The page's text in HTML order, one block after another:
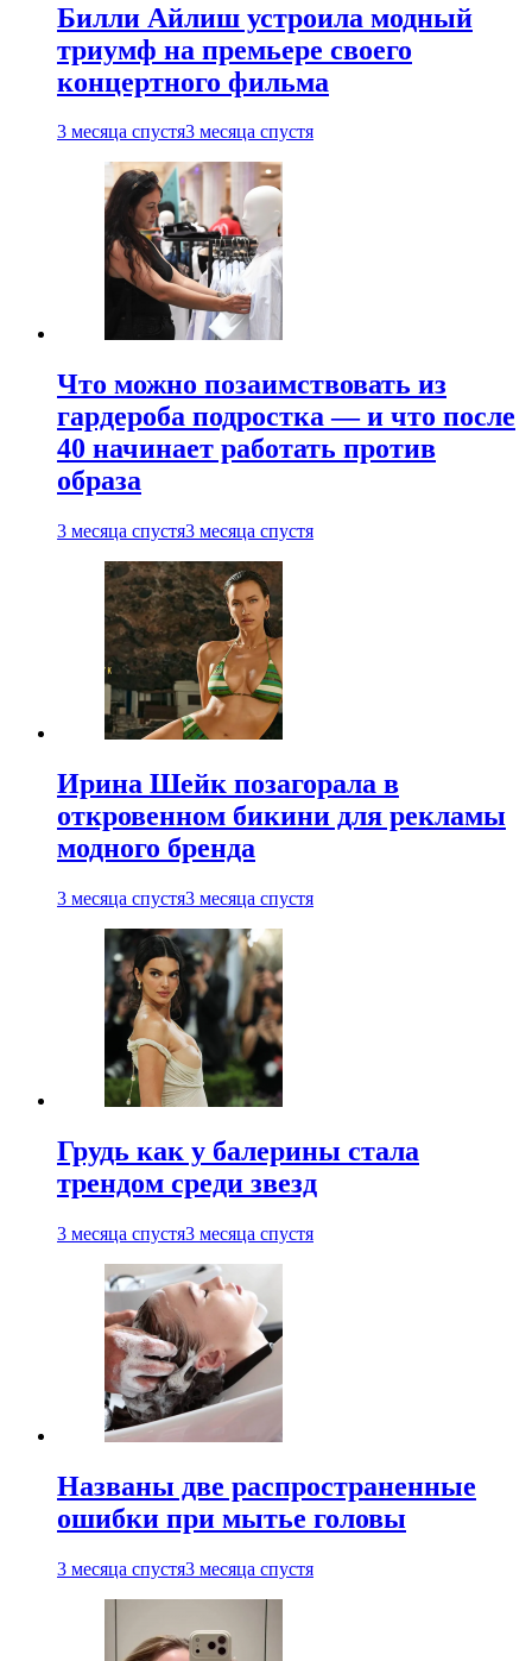
Билли Айлиш устроила модный
триумф на премьере своего
концертного фильма
3 месяца спустя3 месяца спустя
Что можно позаимствовать из
гардероба подростка — и что после
40 начинает работать против
образа
3 месяца спустя3 месяца спустя
Ирина Шейк позагорала в
откровенном бикини для рекламы
модного бренда
3 месяца спустя3 месяца спустя
Грудь как у балерины стала
трендом среди звезд
3 месяца спустя3 месяца спустя
Названы две распространенные
ошибки при мытье головы
3 месяца спустя3 месяца спустя